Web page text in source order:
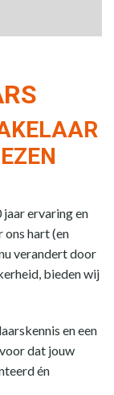
ervaring en
ons hart (en
verandert door
bieden wij
en een
dat jouw
én